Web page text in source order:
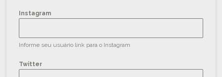
Instagram
Informe seu usuário link para o Instagram
Twitter